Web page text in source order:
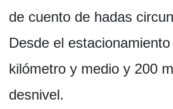
de cuento de hadas
Desde el
kilómetro y medio y 200
desnivel.